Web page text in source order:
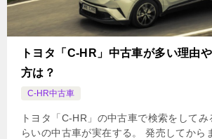
トヨタ「C-HR」中古車が多い理由
方は？
C-HR中古車
トヨタ「C-HR」の中古車で検索をしてみ
らいの中古車が実在する。 発売してから